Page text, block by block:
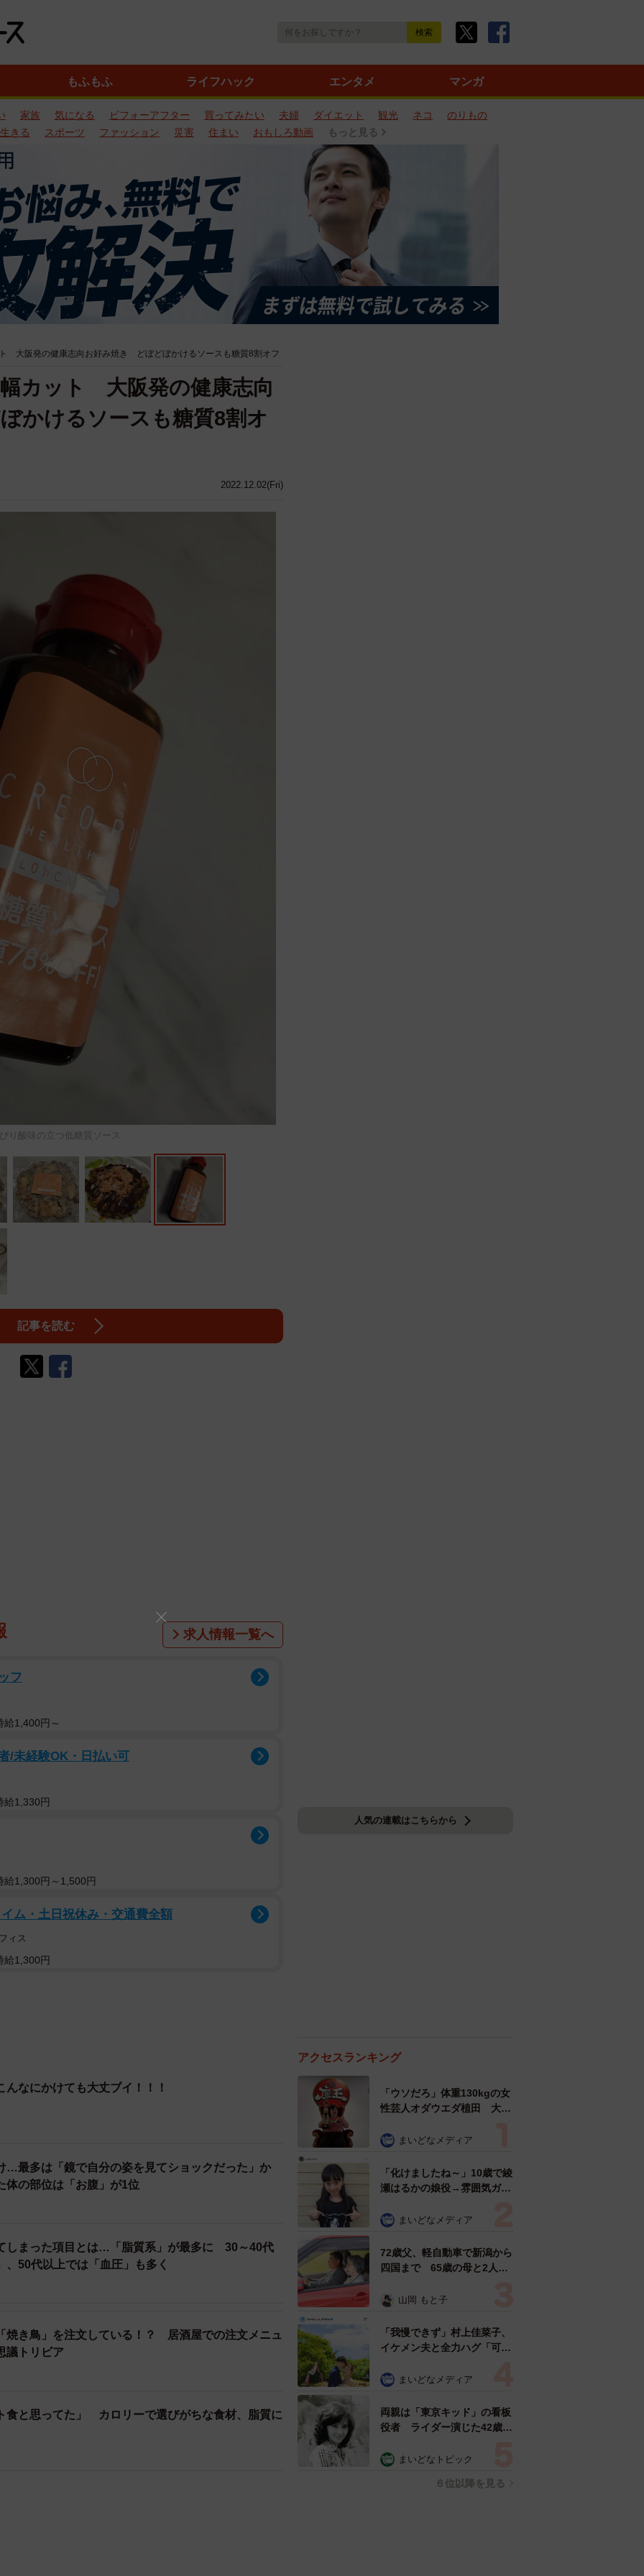
もふもふ ライフハック エンタメ マンガ
家族 気になる ビフォーアフター 買ってみたい 夫婦 ダイエット 観光 ネコ
のりもの
きる
スポーツ ファッション 災害 住まい おもしろ動画 もっと見る
大阪発の健康志向お好み焼き どぼどぼかけるソースも糖質8割オフ
2022.12.02(Fri)
カット 大阪発の健康志向
かけるソースも糖質8割オ
り酸味の立つ低糖質ソース
記事を読む
求人情報一覧へ
フ
給1,400円～
/未経験OK・日払い可
給1,330円
給1,300円～1,500円
ム・土日祝休み・交通費全額
ィス
給1,300円
んなにかけても大丈ブイ！！！
…最多は「鏡で自分の姿を見てショックだった」か
の部位は「お腹」が1位
しまった項目とは…「脂質系」が最多に 30～40代
、50代以上では「血圧」も多く
焼き鳥」を注文している！？ 居酒屋での注文メニュ
議トリビア
食と思ってた」 カロリーで選びがちな食材、脂質に
人気の連載はこちらから
アクセスランキング
「ウソだろ」体重130kgの女
性芸人オダウエダ植田 大学
で」 まいどなメディア
「化けましたね～」10歳で綾
瀬はるかの娘役→雰囲気ガラ
雰囲気が」「宝塚に入れそ
まいどなメディア
72歳父、軽自動車で新潟から
四国まで 65歳の母と2人で
憩まで分刻み… 「大学生で
山岡 もと子
「我慢できず」村上佳菜子、
イケメン夫と全力ハグ「可愛
まいどなメディア
両親は「東京キッド」の看板
役者 ライダー演じた42歳元
ングフォト」計画を明言
まいどなトピック
６位以降を見る